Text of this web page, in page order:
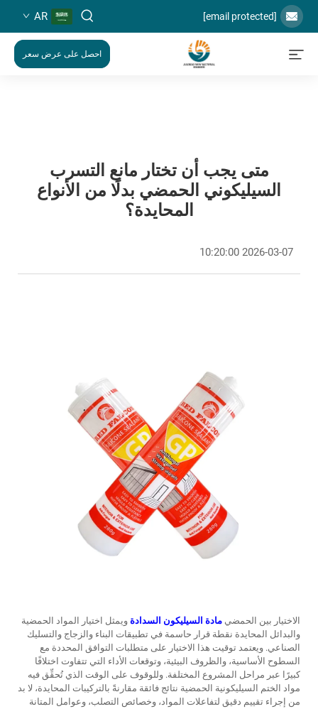
[email protected]
AR
احصل على عرض سعر
متى يجب أن تختار مانع التسرب
السيليكوني الحمضي بدلًا من الأنواع
المحايدة؟
2026-03-07 10:20:00
الاختيار بين الحمضي مادة السيليكون السدادة ويمثل اختيار المواد الحمضية
والبدائل المحايدة نقطة قرار حاسمة في تطبيقات البناء والزجاج والتسليك
الصناعي. ويعتمد توقيت هذا الاختيار على متطلبات التوافق المحددة مع
السطوح الأساسية، والظروف البيئية، وتوقعات الأداء التي تتفاوت اختلافًا
كبيرًا عبر مراحل المشروع المختلفة. وللوقوف على الوقت الذي تُحقِّق فيه
مواد الختم السيليكونية الحمضية نتائج فائقة مقارنةً بالتركيبات المحايدة، لا بد
من إجراء تقييم دقيق لتفاعلات المواد، وخصائص التصلب، وعوامل المتانة